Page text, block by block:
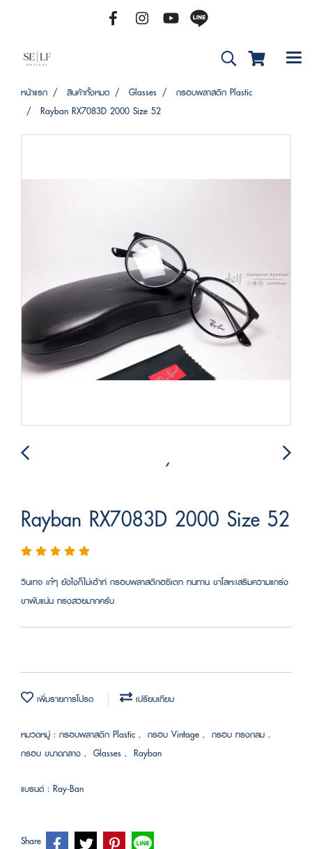
หน้าแรก สินค้าทั้งหมด Glasses
กรอบพลาสติก Plastic
Rayban RX7083D 2000 Size 52
Rayban RX7083D 2000 Size 52
วินเทจ เก๋ๆ ยังไงก็ไม่เอ้าท์ กรอบพลาสติกอซิเตท ทนทาน ขาโลหะเสริมความแกร่ง
ขาพับแน่น ทรงสวยมากคร้บ
เพิ่มรายการโปรด เปรียบเทียบ
หมวดหมู่ : กรอบพลาสติก Plastic , กรอบ Vintage , กรอบ ทรงกลม ,
กรอบ ขนาดกลาง , Glasses , Rayban
แบรนด์ : Ray-Ban
Share